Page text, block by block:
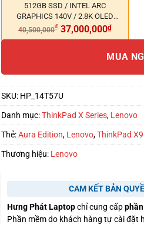
512GB SSD / INTEL ARC
GRAPHICS 140V / 2.8K OLED
TOUCH
40,500,000₫ 37,000,000₫
MUA
SKU: HP_14T57U
Danh mục:ThinkPad X Series, Lenovo
Thẻ:Aura Edition, Lenovo,ThinkPad X9
Thương hiệu: Lenovo
CAM KẾT BẢN
Hưng Phát Laptopchỉ cung cấp
Phần mềm do khách hàng tự cài đặt